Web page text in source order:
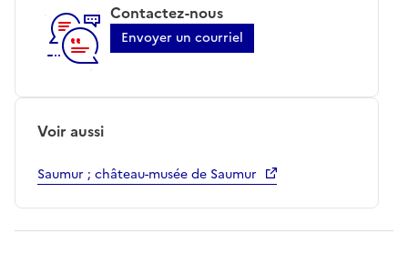
Contactez-nous
Envoyer un courriel
Voir aussi
Saumur ; château-musée de Saumur